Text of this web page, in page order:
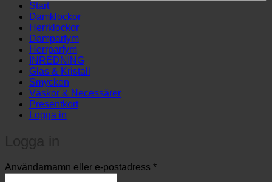
products
…
Start
Damklockor
Herrklockor
Damparfym
Herrparfym
INREDNING
Glas & Kristall
Smycken
Väskor & Necessärer
Presentkort
Logga in
Användarnamn eller e-postadress *Obligatoriskt